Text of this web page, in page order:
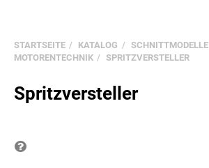
STARTSEITE KATALOG
SCHNITTMODELLE
MOTORENTECHNIK
SPRITZVERSTELLER
Spritzversteller